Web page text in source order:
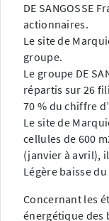
DE SANGOSSE
actionnaires.
Le site de
groupe.
Le groupe DE
répartis sur 26
70 % du chiffre
Le site de
cellules de 600
(janvier à avril),
Légère baisse
Concernant les
énergétique des